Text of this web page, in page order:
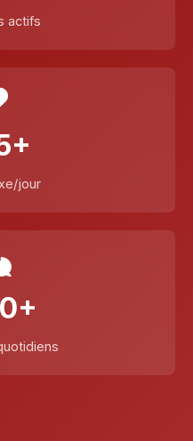
actifs
jour